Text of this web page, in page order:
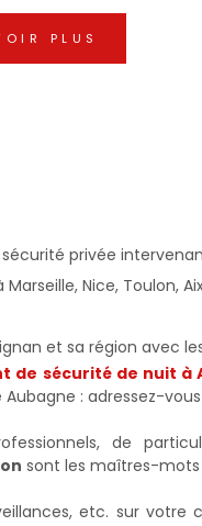
PLUS
privée
Marseille, Nice,
et sa région avec
de sécurité de nuit à
: adressez-vous
de
sont les maîtres-mots
etc. sur